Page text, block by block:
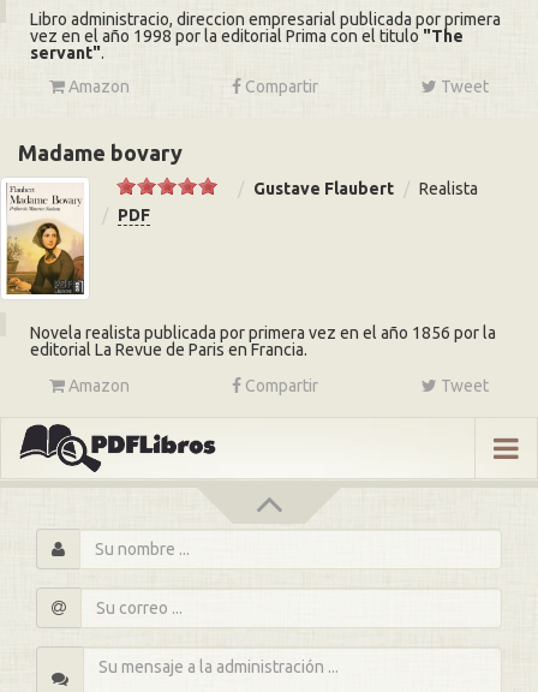
Libro administracio, direccion empresarial publicada por primera
vez en el año 1998 por la editorial Prima con el titulo
The
servant .
Amazon
Compartir Tweet
Madame bovary
Gustave Flaubert
Realista
PDF
Novela realista publicada por primera vez en el año 1856 por la
editorial La Revue de Paris en Francia.
Amazon
Compartir Tweet